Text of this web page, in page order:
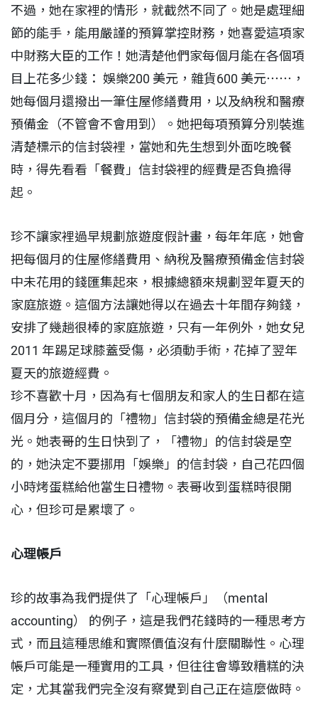
不過，她在家裡的情形，就截然不同了。她是處理細
節的能手，能用嚴謹的預算掌控財務，她喜愛這項家
中財務大臣的工作！她清楚他們家每個月能在各個項
目上花多少錢： 娛樂200 美元，雜貨600 美元⋯⋯，
她每個月還撥出一筆住屋修繕費用，以及納稅和醫療
預備金（不管會不會用到）。她把每項預算分別裝進
清楚標示的信封袋裡，當她和先生想到外面吃晚餐
時，得先看看「餐費」信封袋裡的經費是否負擔得
起。
珍不讓家裡過早規劃旅遊度假計畫，每年年底，她會
把每個月的住屋修繕費用、納稅及醫療預備金信封袋
中未花用的錢匯集起來，根據總額來規劃翌年夏天的
家庭旅遊。這個方法讓她得以在過去十年間存夠錢，
安排了幾趟很棒的家庭旅遊，只有一年例外，她女兒
2011 年踢足球膝蓋受傷，必須動手術，花掉了翌年
夏天的旅遊經費。
珍不喜歡十月，因為有七個朋友和家人的生日都在這
個月分，這個月的「禮物」信封袋的預備金總是花光
光。她表哥的生日快到了，「禮物」的信封袋是空
的，她決定不要挪用「娛樂」的信封袋，自己花四個
小時烤蛋糕給他當生日禮物。表哥收到蛋糕時很開
心，但珍可是累壞了。
心理帳戶
珍的故事為我們提供了「心理帳戶」（mental
accounting） 的例子，這是我們花錢時的一種思考方
式，而且這種思維和實際價值沒有什麼關聯性。心理
帳戶可能是一種實用的工具，但往往會導致糟糕的決
定，尤其當我們完全沒有察覺到自己正在這麼做時。